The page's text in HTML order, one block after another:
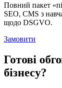
Повний пакет
SEO, CMS з
щодо DSGVO.
Замовити
Готові
бізнесу?